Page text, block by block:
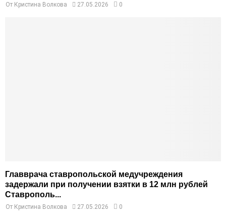
От Кристина Волкова 27.05.2026 0
Главврача ставропольской медучреждения
задержали при получении взятки в 12 млн рублей
Ставрополь...
От Кристина Волкова 27.05.2026 0